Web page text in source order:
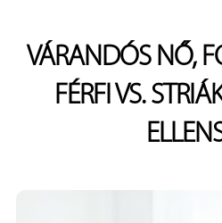
VÁRANDÓS NŐ,
FÉRFI VS.